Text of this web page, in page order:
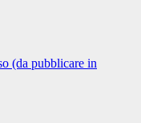
(da pubblicare in